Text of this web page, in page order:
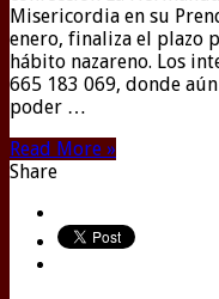
Misericordia en su
enero, finaliza el plazo
hábito nazareno. Los
665 183 069, donde
poder …
Read More »
Share